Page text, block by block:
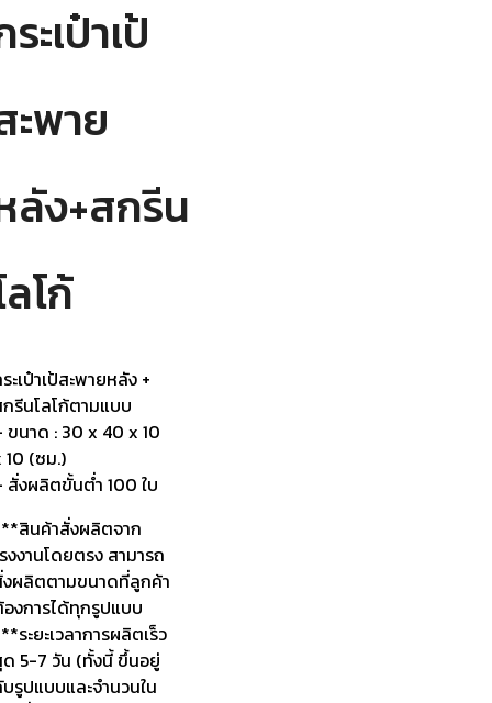
ะเป๋าเป้
ะพาย
ลัง+สกรีน
ลโก้
ะเป๋าเป้สะพายหลัง +
รีนโลโก้ตามแบบ
ขนาด : 30 x 40 x 10
10 (ซม.)
สั่งผลิตขั้นต่ำ 100 ใบ
สินค้าสั่งผลิตจาก
งงานโดยตรง สามารถ
ผลิตตามขนาดที่ลูกค้า
งการได้ทุกรูปแบบ
ระยะเวลาการผลิตเร็ว
5-7 วัน (ทั้งนี้ ขึ้นอยู่
รูปแบบและจำนวนใน